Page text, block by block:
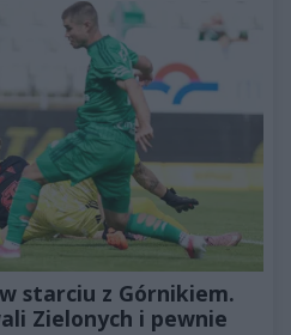
starciu z Górnikiem.
Zielonych i pewnie